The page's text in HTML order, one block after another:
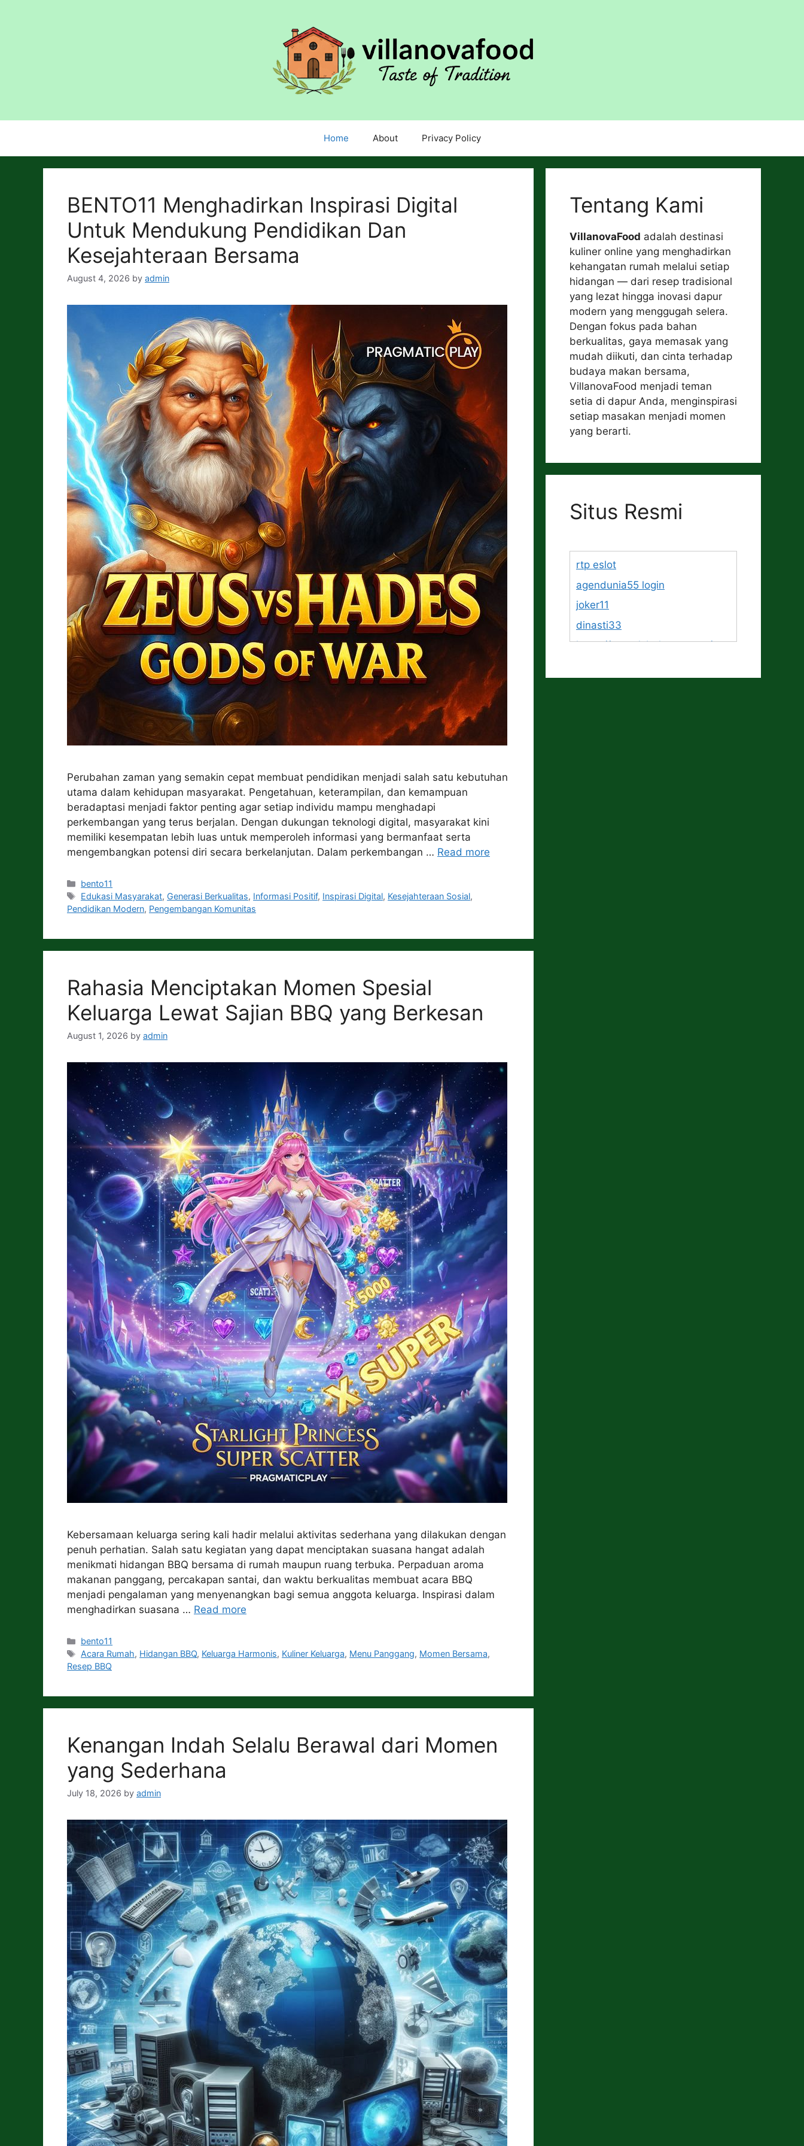
Home About Privacy Policy
BENTO11 Menghadirkan Inspirasi Digital
Untuk Mendukung Pendidikan Dan
Kesejahteraan Bersama
August 4, 2026 by admin
Perubahan zaman yang semakin cepat membuat pendidikan menjadi salah satu kebutuhan
utama dalam kehidupan masyarakat. Pengetahuan, keterampilan, dan kemampuan
beradaptasi menjadi faktor penting agar setiap individu mampu menghadapi
perkembangan yang terus berjalan. Dengan dukungan teknologi digital, masyarakat kini
memiliki kesempatan lebih luas untuk memperoleh informasi yang bermanfaat serta
mengembangkan potensi diri secara berkelanjutan. Dalam perkembangan … Read more
Categories
bento11
Tags
Edukasi Masyarakat, Generasi Berkualitas, Informasi Positif, Inspirasi Digital, Kesejahteraan Sosial,
Pendidikan Modern, Pengembangan Komunitas
Rahasia Menciptakan Momen Spesial
Keluarga Lewat Sajian BBQ yang Berkesan
August 1, 2026 by admin
Kebersamaan keluarga sering kali hadir melalui aktivitas sederhana yang dilakukan dengan
penuh perhatian. Salah satu kegiatan yang dapat menciptakan suasana hangat adalah
menikmati hidangan BBQ bersama di rumah maupun ruang terbuka. Perpaduan aroma
makanan panggang, percakapan santai, dan waktu berkualitas membuat acara BBQ
menjadi pengalaman yang menyenangkan bagi semua anggota keluarga. Inspirasi dalam
menghadirkan suasana … Read more
Categories
bento11
Tags
Acara Rumah, Hidangan BBQ, Keluarga Harmonis, Kuliner Keluarga, Menu Panggang, Momen Bersama,
Resep BBQ
Kenangan Indah Selalu Berawal dari Momen
yang Sederhana
July 18, 2026 by admin
Tentang Kami
VillanovaFood adalah destinasi
kuliner online yang menghadirkan
kehangatan rumah melalui setiap
hidangan — dari resep tradisional
yang lezat hingga inovasi dapur
modern yang menggugah selera.
Dengan fokus pada bahan
berkualitas, gaya memasak yang
mudah diikuti, dan cinta terhadap
budaya makan bersama,
VillanovaFood menjadi teman
setia di dapur Anda, menginspirasi
setiap masakan menjadi momen
yang berarti.
Situs Resmi
rtp eslot
agendunia55 login
joker11
dinasti33
https://www.lsbphotos.com/tea
https://egalet.com/about-